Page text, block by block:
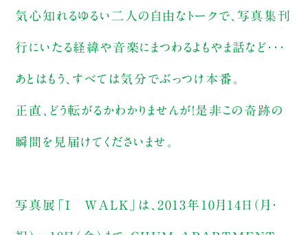
気心知れるゆるい二人の自由なトークで、写真集刊
行にいたる経緯や音楽にまつわるよもやま話など・・・
あとはもう、すべては気分でぶっつけ本番。
正直、どう転がるかわかりませんが！是非この奇跡の
瞬間を見届けてくださいませ。
写真展「I WALK」は、2013年10月14日（月・